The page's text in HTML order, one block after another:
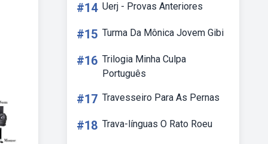
#14 Uerj - Provas Anteriores
#15 Turma Da Mônica Jovem Gibi
#16 Trilogia Minha Culpa
Português
#17 Travesseiro Para As Pernas
#18 Trava-línguas O Rato Roeu